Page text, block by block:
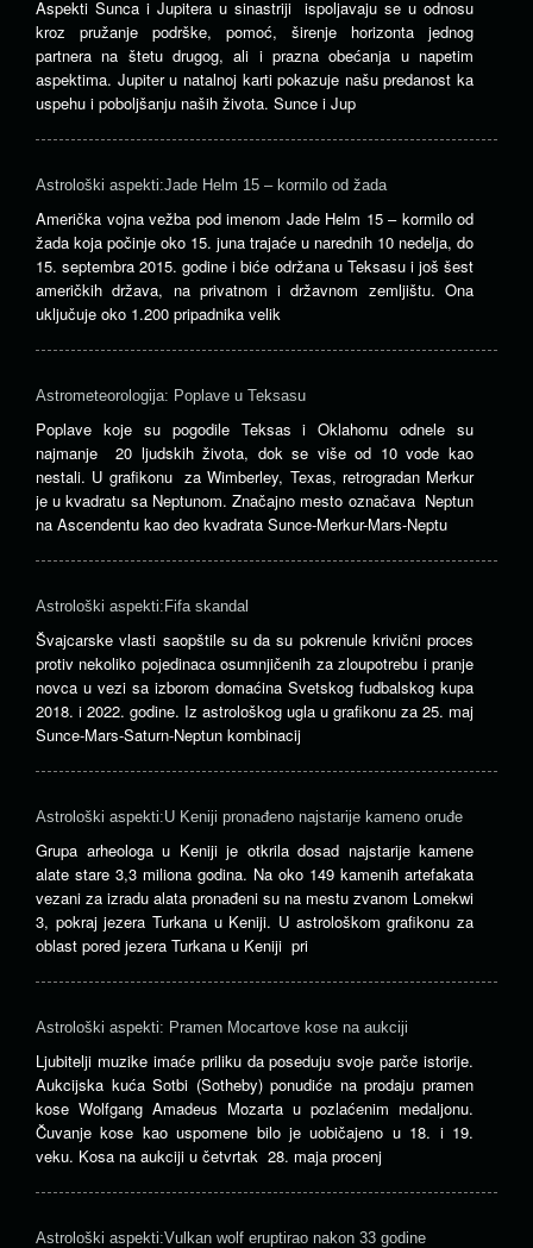
Aspekti Sunca i Jupitera u sinastriji ispoljavaju se u odnosu
kroz pružanje podrške, pomoć, širenje horizonta jednog
partnera na štetu drugog, ali i prazna obećanja u napetim
aspektima. Jupiter u natalnoj karti pokazuje našu predanost ka
uspehu i poboljšanju naših života. Sunce i Jup
Astrološki aspekti:Jade Helm 15 – kormilo od žada
Američka vojna vežba pod imenom Jade Helm 15 – kormilo od
žada koja počinje oko 15. juna trajaće u narednih 10 nedelja, do
15. septembra 2015. godine i biće održana u Teksasu i još šest
američkih država, na privatnom i državnom zemljištu. Ona
uključuje oko 1.200 pripadnika velik
Astrometeorologija: Poplave u Teksasu
Poplave koje su pogodile Teksas i Oklahomu odnele su
najmanje 20 ljudskih života, dok se više od 10 vode kao
nestali. U grafikonu za Wimberley, Texas, retrogradan Merkur
je u kvadratu sa Neptunom. Značajno mesto označava Neptun
na Ascendentu kao deo kvadrata Sunce-Merkur-Mars-Neptu
Astrološki aspekti:Fifa skandal
Švajcarske vlasti saopštile su da su pokrenule krivični proces
protiv nekoliko pojedinaca osumnjičenih za zloupotrebu i pranje
novca u vezi sa izborom domaćina Svetskog fudbalskog kupa
2018. i 2022. godine. Iz astrološkog ugla u grafikonu za 25. maj
Sunce-Mars-Saturn-Neptun kombinacij
Astrološki aspekti:U Keniji pronađeno najstarije kameno oruđe
Grupa arheologa u Keniji je otkrila dosad najstarije kamene
alate stare 3,3 miliona godina. Na oko 149 kamenih artefakata
vezani za izradu alata pronađeni su na mestu zvanom Lomekwi
3, pokraj jezera Turkana u Keniji. U astrološkom grafikonu za
oblast pored jezera Turkana u Keniji pri
Astrološki aspekti: Pramen Mocartove kose na aukciji
Ljubitelji muzike imaće priliku da poseduju svoje parče istorije.
Aukcijska kuća Sotbi (Sotheby) ponudiće na prodaju pramen
kose Wolfgang Amadeus Mozarta u pozlaćenim medaljonu.
Čuvanje kose kao uspomene bilo je uobičajeno u 18. i 19.
veku. Kosa na aukciji u četvrtak 28. maja procenj
Astrološki aspekti:Vulkan wolf eruptirao nakon 33 godine